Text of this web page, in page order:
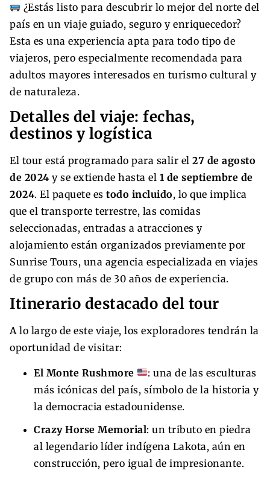
¿Estás listo para descubrir lo mejor del norte del
país en un viaje guiado, seguro y enriquecedor?
Esta es una experiencia apta para todo tipo de
viajeros, pero especialmente recomendada para
adultos mayores interesados en turismo cultural y
de naturaleza.
Detalles del viaje: fechas,
destinos y logística
El tour está programado para salir el 27 de agosto
de 2024 y se extiende hasta el 1 de septiembre de
2024. El paquete es todo incluido, lo que implica
que el transporte terrestre, las comidas
seleccionadas, entradas a atracciones y
alojamiento están organizados previamente por
Sunrise Tours, una agencia especializada en viajes
de grupo con más de 30 años de experiencia.
Itinerario destacado del tour
A lo largo de este viaje, los exploradores tendrán la
oportunidad de visitar:
El Monte Rushmore
: una de las esculturas
más icónicas del país, símbolo de la historia y
la democracia estadounidense.
Crazy Horse Memorial: un tributo en piedra
al legendario líder indígena Lakota, aún en
construcción, pero igual de impresionante.